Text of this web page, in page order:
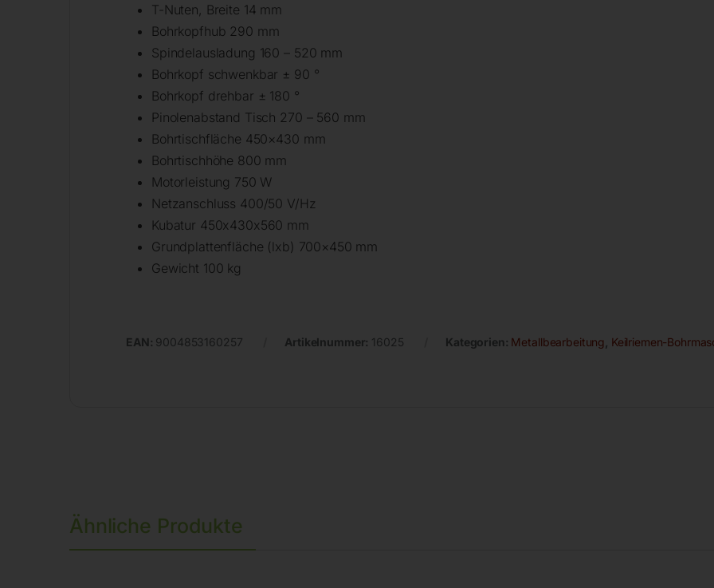
T-Nuten, Breite 14 mm
Bohrkopfhub 290 mm
Spindelausladung 160 – 520 mm
Bohrkopf schwenkbar ± 90 °
Bohrkopf drehbar ± 180 °
Pinolenabstand Tisch 270 – 560 mm
Bohrtischfläche 450×430 mm
Bohrtischhöhe 800 mm
Motorleistung 750 W
Netzanschluss 400/50 V/Hz
Kubatur 450x430x560 mm
Grundplattenfläche (lxb) 700×450 mm
Gewicht 100 kg
EAN: 9004853160257 Artikelnummer: 16025 Kategorien: Metallbearbeitung Keilriemen-
Ähnliche Produkte